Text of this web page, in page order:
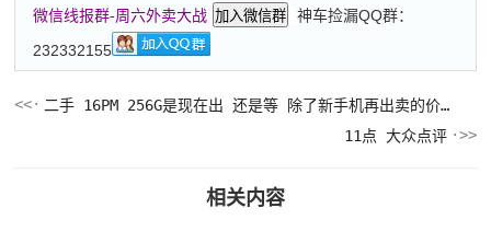
微信线报群-周六外卖大战 加入微信群
神车捡漏QQ群：
232332155
二手 16PM 256G是现在出 还是等 除了新手机再出卖的价格高~
11点 大众点评
相关内容